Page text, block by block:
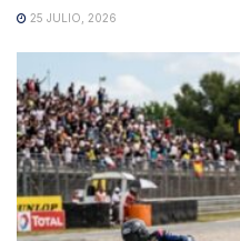
25 JULIO, 2026